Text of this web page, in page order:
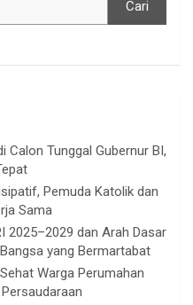
Cari
Calon Tunggal Gubernur BI,
Pemuda Katolik dan
Sama
2025–2029 dan Arah Dasar
yang Bermartabat
Warga Perumahan